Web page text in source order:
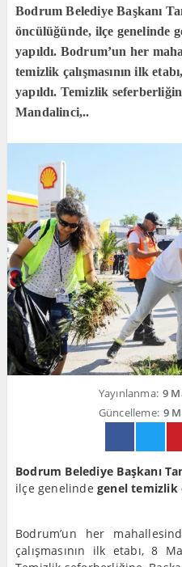
Bodrum Belediye Başkanı
öncülüğünde, ilçe genelinde
yapıldı. Bodrum’un her
temizlik çalışmasının ilk
yapıldı. Temizlik
Mandalinci,..
Yayınlanma: 9
Güncelleme: 9
Bodrum Belediye Başkanı
ilçe genelinde genel temizlik
Bodrum’un her
çalışmasının ilk etabı, 8